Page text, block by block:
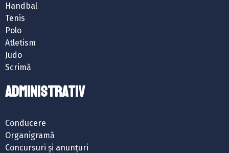
Handbal
Tenis
Polo
Atletism
Judo
Scrimă
ADMINISTRATIV
Conducere
Organigramă
Concursuri și anunțuri